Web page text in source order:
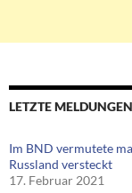
LETZTE MELDUNGEN
Im BND vermutete
Russland versteckt
17. Februar 2021